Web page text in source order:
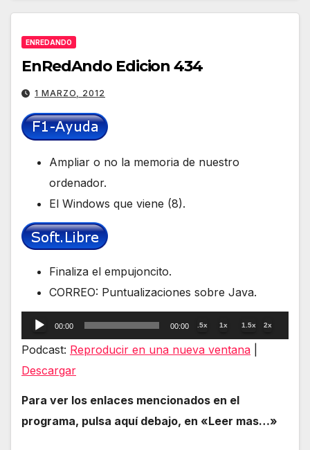
ENREDANDO
EnRedAndo Edicion 434
1 MARZO, 2012
Ampliar o no la memoria de nuestro
ordenador.
El Windows que viene (8).
Finaliza el empujoncito.
CORREO: Puntualizaciones sobre Java.
Reproductor
de
audio
00:00 00:00 .5x 1x 1.5x 2x
Podcast: Reproducir en una nueva ventana
Descargar
Para ver los enlaces mencionados en el
programa, pulsa aquí debajo, en «Leer mas…»